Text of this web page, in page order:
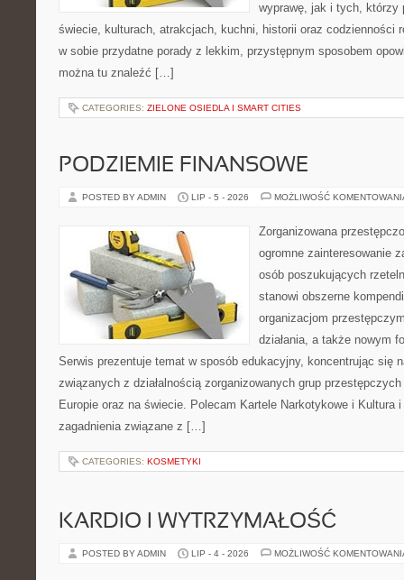
wyprawę, jak i tych, którzy
świecie, kulturach, atrakcjach, kuchni, historii oraz codzienności
w sobie przydatne porady z lekkim, przystępnym sposobem
można tu znaleźć […]
CATEGORIES: ZIELONE OSIEDLA I SMART CITIES
PODZIEMIE FINANSOWE
POSTED BY ADMIN LIP - 5 - 2026 MOŻLIWOŚĆ
Zorganizowana
ogromne zainteresowanie
osób poszukujących
stanowi obszerne
organizacjom
działania, a także nowym
Serwis prezentuje temat w sposób edukacyjny, koncentrując się
związanych z działalnością zorganizowanych grup
Europie oraz na świecie. Polecam Kartele Narkotykowe i Kultura
zagadnienia związane z […]
CATEGORIES: KOSMETYKI
KARDIO I WYTRZYMAŁOŚĆ
POSTED BY ADMIN LIP - 4 - 2026 MOŻLIWOŚĆ